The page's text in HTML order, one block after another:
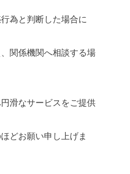
為と判断した場合に
関係機関へ相談する場
滑なサービスをご提供
どお願い申し上げま